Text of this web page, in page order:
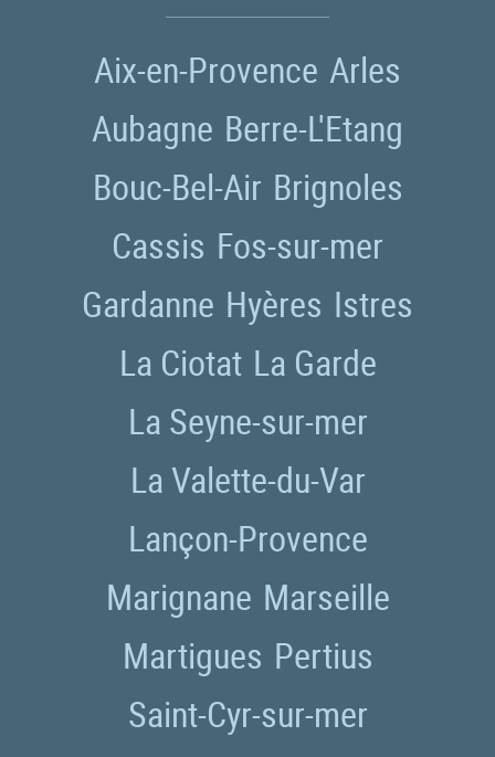
Aix-en-Provence Arles
Aubagne Berre-L'Etang
Bouc-Bel-Air Brignoles
Cassis Fos-sur-mer
Gardanne Hyères Istres
La Ciotat La Garde
La Seyne-sur-mer
La Valette-du-Var
Lançon-Provence
Marignane Marseille
Martigues Pertius
Saint-Cyr-sur-mer